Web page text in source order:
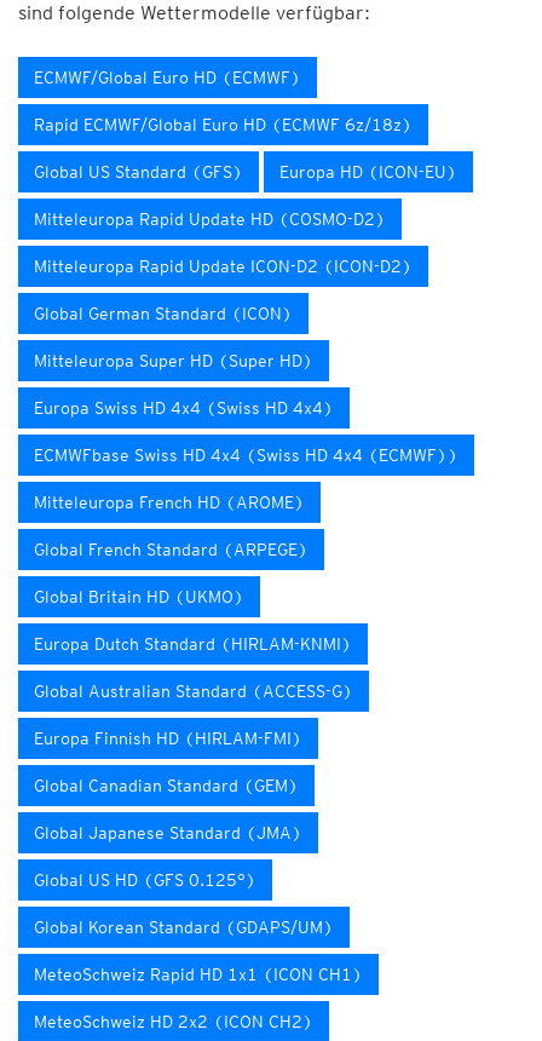
sind folgende Wettermodelle verfügbar:
ECMWF/Global Euro HD (ECMWF)
Rapid ECMWF/Global Euro HD (ECMWF 6z/18z)
Global US Standard (GFS) Europa HD (ICON-EU)
Mitteleuropa Rapid Update HD (COSMO-D2)
Mitteleuropa Rapid Update ICON-D2 (ICON-D2)
Global German Standard (ICON)
Mitteleuropa Super HD (Super HD)
Europa Swiss HD 4x4 (Swiss HD 4x4)
ECMWFbase Swiss HD 4x4 (Swiss HD 4x4 (ECMWF))
Mitteleuropa French HD (AROME)
Global French Standard (ARPEGE)
Global Britain HD (UKMO)
Europa Dutch Standard (HIRLAM-KNMI)
Global Australian Standard (ACCESS-G)
Europa Finnish HD (HIRLAM-FMI)
Global Canadian Standard (GEM)
Global Japanese Standard (JMA)
Global US HD (GFS 0.125°)
Global Korean Standard (GDAPS/UM)
MeteoSchweiz Rapid HD 1x1 (ICON CH1)
MeteoSchweiz HD 2x2 (ICON CH2)